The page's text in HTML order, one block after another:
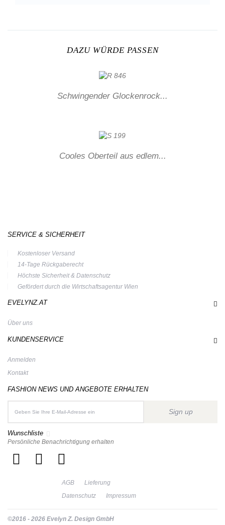
DAZU WÜRDE PASSEN
Schwingender Glockenrock...
Cooles Oberteil aus edlem...
SERVICE & SICHERHEIT
Kostenloser Versand
14-Tage Rückgaberecht
Höchste Sicherheit & Datenschutz
Gefördert durch die Wirtschaftsagentur Wien
EVELYNZ.AT
Über uns
KUNDENSERVICE
Anmelden
Kontakt
FASHION NEWS UND ANGEBOTE ERHALTEN
Sign up
Wunschliste
Persönliche Benachrichtigung erhalten
AGB
Lieferung
Datenschutz
Impressum
©2016 - 2026 Evelyn Z. Design GmbH